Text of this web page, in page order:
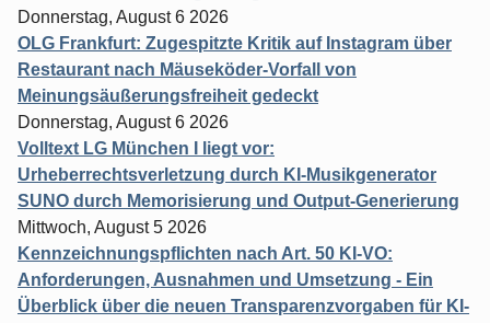
Donnerstag, August 6 2026
OLG Frankfurt: Zugespitzte Kritik auf Instagram über
Restaurant nach Mäuseköder-Vorfall von
Meinungsäußerungsfreiheit gedeckt
Donnerstag, August 6 2026
Volltext LG München I liegt vor:
Urheberrechtsverletzung durch KI-Musikgenerator
SUNO durch Memorisierung und Output-Generierung
Mittwoch, August 5 2026
Kennzeichnungspflichten nach Art. 50 KI-VO:
Anforderungen, Ausnahmen und Umsetzung - Ein
Überblick über die neuen Transparenzvorgaben für KI-